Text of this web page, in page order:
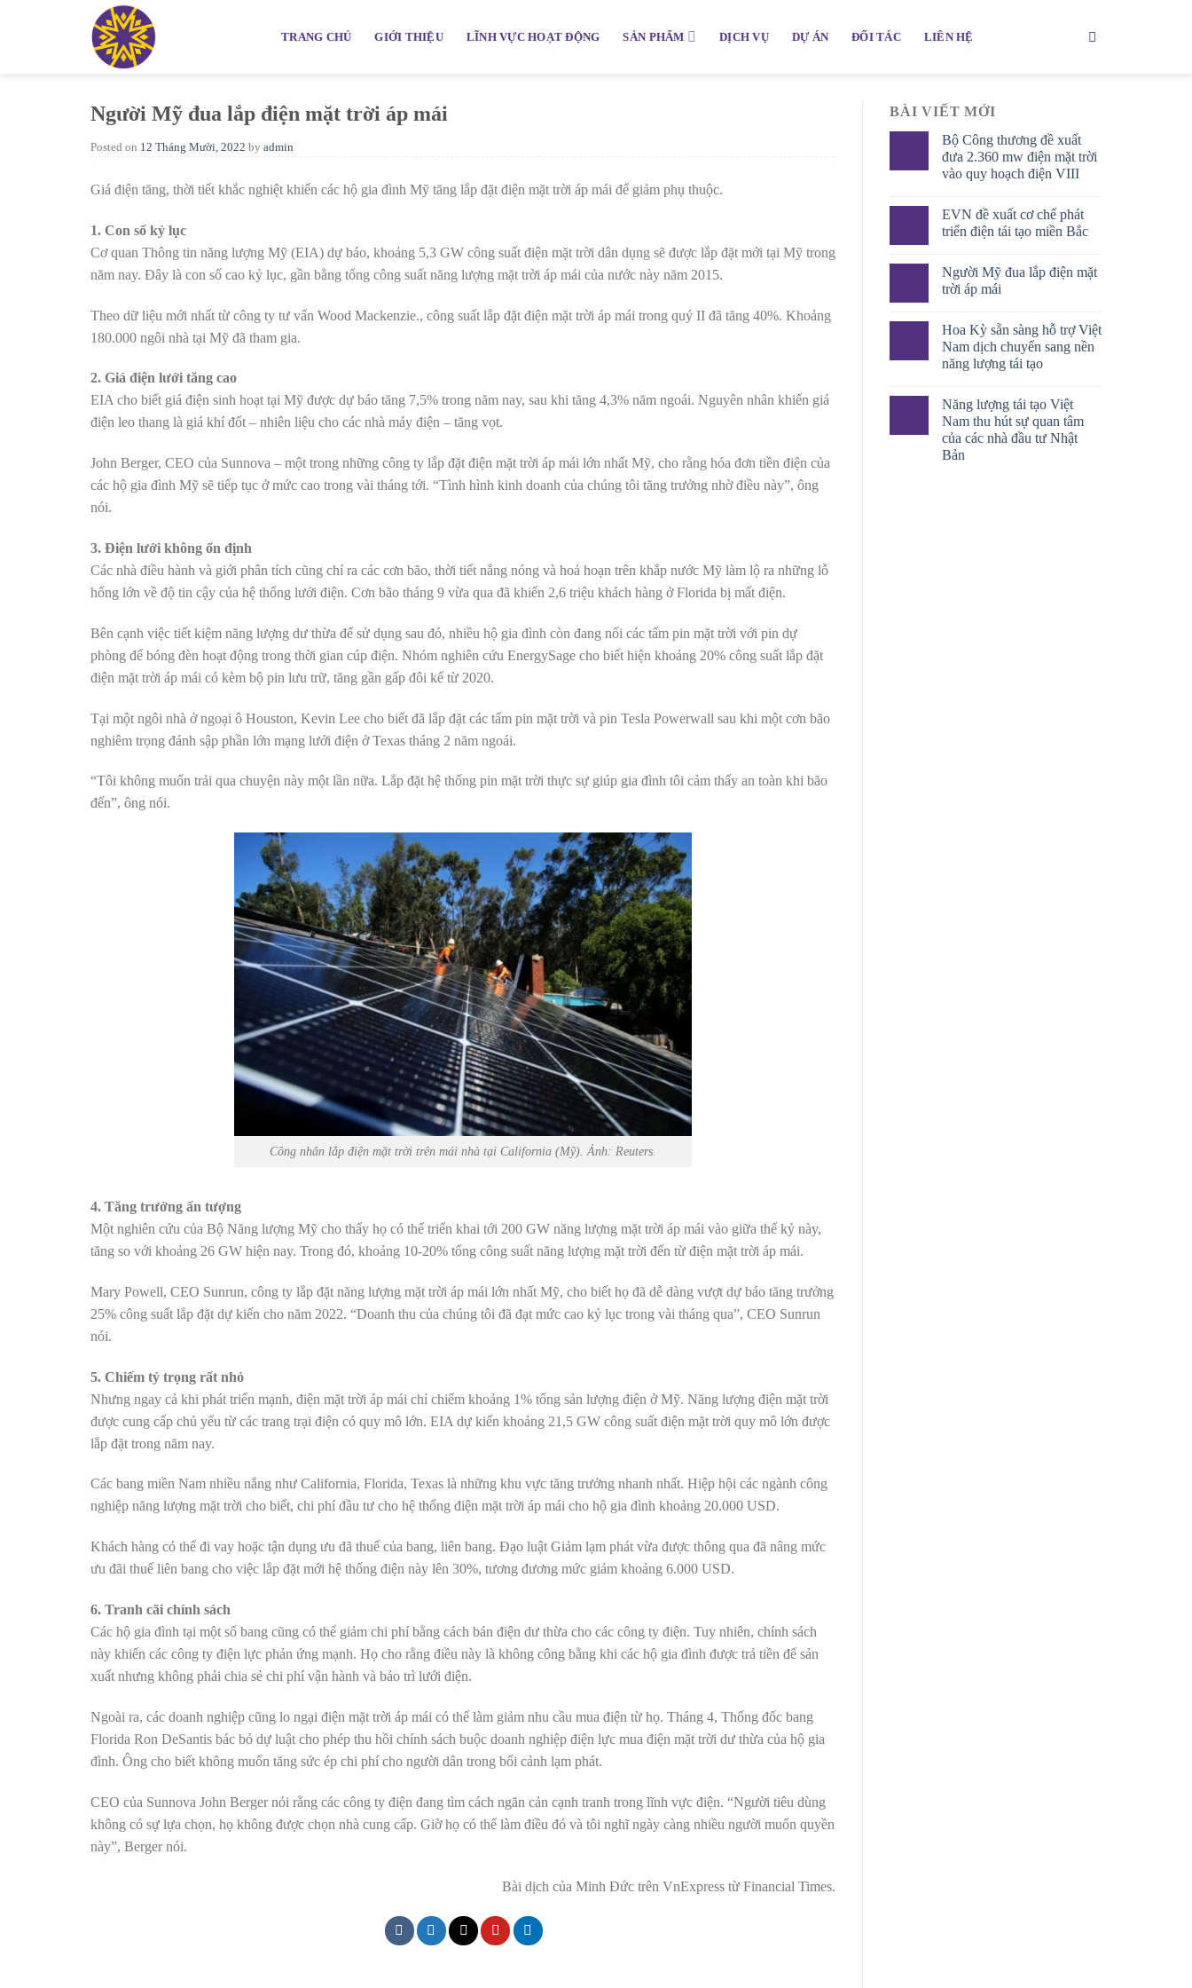
TRANG CHỦ GIỚI THIỆU LĨNH VỰC HOẠT ĐỘNG SẢN PHẨM DỊCH VỤ DỰ ÁN ĐỐI TÁC LIÊN HỆ
Người Mỹ đua lắp điện mặt trời áp mái
Posted on 12 Tháng Mười, 2022 by admin
Giá điện tăng, thời tiết khắc nghiệt khiến các hộ gia đình Mỹ tăng lắp đặt điện mặt trời áp mái để giảm phụ thuộc.
1. Con số kỷ lục
Cơ quan Thông tin năng lượng Mỹ (EIA) dự báo, khoảng 5,3 GW công suất điện mặt trời dân dụng sẽ được lắp đặt mới tại Mỹ trong
năm nay. Đây là con số cao kỷ lục, gần bằng tổng công suất năng lượng mặt trời áp mái của nước này năm 2015.
Theo dữ liệu mới nhất từ công ty tư vấn Wood Mackenzie., công suất lắp đặt điện mặt trời áp mái trong quý II đã tăng 40%. Khoảng
180.000 ngôi nhà tại Mỹ đã tham gia.
2. Giá điện lưới tăng cao
EIA cho biết giá điện sinh hoạt tại Mỹ được dự báo tăng 7,5% trong năm nay, sau khi tăng 4,3% năm ngoái. Nguyên nhân khiến giá
điện leo thang là giá khí đốt – nhiên liệu cho các nhà máy điện – tăng vọt.
John Berger, CEO của Sunnova – một trong những công ty lắp đặt điện mặt trời áp mái lớn nhất Mỹ, cho rằng hóa đơn tiền điện của
các hộ gia đình Mỹ sẽ tiếp tục ở mức cao trong vài tháng tới. “Tình hình kinh doanh của chúng tôi tăng trưởng nhờ điều này”, ông
nói.
3. Điện lưới không ổn định
Các nhà điều hành và giới phân tích cũng chỉ ra các cơn bão, thời tiết nắng nóng và hoả hoạn trên khắp nước Mỹ làm lộ ra những lỗ
hổng lớn về độ tin cậy của hệ thống lưới điện. Cơn bão tháng 9 vừa qua đã khiến 2,6 triệu khách hàng ở Florida bị mất điện.
Bên cạnh việc tiết kiệm năng lượng dư thừa để sử dụng sau đó, nhiều hộ gia đình còn đang nối các tấm pin mặt trời với pin dự
phòng để bóng đèn hoạt động trong thời gian cúp điện. Nhóm nghiên cứu EnergySage cho biết hiện khoảng 20% công suất lắp đặt
điện mặt trời áp mái có kèm bộ pin lưu trữ, tăng gần gấp đôi kể từ 2020.
Tại một ngôi nhà ở ngoại ô Houston, Kevin Lee cho biết đã lắp đặt các tấm pin mặt trời và pin Tesla Powerwall sau khi một cơn bão
nghiêm trọng đánh sập phần lớn mạng lưới điện ở Texas tháng 2 năm ngoái.
“Tôi không muốn trải qua chuyện này một lần nữa. Lắp đặt hệ thống pin mặt trời thực sự giúp gia đình tôi cảm thấy an toàn khi bão
đến”, ông nói.
Công nhân lắp điện mặt trời trên mái nhà tại California (Mỹ). Ảnh: Reuters.
4. Tăng trưởng ấn tượng
Một nghiên cứu của Bộ Năng lượng Mỹ cho thấy họ có thể triển khai tới 200 GW năng lượng mặt trời áp mái vào giữa thế kỷ này,
tăng so với khoảng 26 GW hiện nay. Trong đó, khoảng 10-20% tổng công suất năng lượng mặt trời đến từ điện mặt trời áp mái.
Mary Powell, CEO Sunrun, công ty lắp đặt năng lượng mặt trời áp mái lớn nhất Mỹ, cho biết họ đã dễ dàng vượt dự báo tăng trưởng
25% công suất lắp đặt dự kiến cho năm 2022. “Doanh thu của chúng tôi đã đạt mức cao kỷ lục trong vài tháng qua”, CEO Sunrun
nói.
5. Chiếm tỷ trọng rất nhỏ
Nhưng ngay cả khi phát triển mạnh, điện mặt trời áp mái chỉ chiếm khoảng 1% tổng sản lượng điện ở Mỹ. Năng lượng điện mặt trời
được cung cấp chủ yếu từ các trang trại điện có quy mô lớn. EIA dự kiến khoảng 21,5 GW công suất điện mặt trời quy mô lớn được
lắp đặt trong năm nay.
Các bang miền Nam nhiều nắng như California, Florida, Texas là những khu vực tăng trưởng nhanh nhất. Hiệp hội các ngành công
nghiệp năng lượng mặt trời cho biết, chi phí đầu tư cho hệ thống điện mặt trời áp mái cho hộ gia đình khoảng 20.000 USD.
Khách hàng có thể đi vay hoặc tận dụng ưu đã thuế của bang, liên bang. Đạo luật Giảm lạm phát vừa được thông qua đã nâng mức
ưu đãi thuế liên bang cho việc lắp đặt mới hệ thống điện này lên 30%, tương đương mức giảm khoảng 6.000 USD.
6. Tranh cãi chính sách
Các hộ gia đình tại một số bang cũng có thể giảm chi phí bằng cách bán điện dư thừa cho các công ty điện. Tuy nhiên, chính sách
này khiến các công ty điện lực phản ứng mạnh. Họ cho rằng điều này là không công bằng khi các hộ gia đình được trả tiền để sản
xuất nhưng không phải chia sẻ chi phí vận hành và bảo trì lưới điện.
Ngoài ra, các doanh nghiệp cũng lo ngại điện mặt trời áp mái có thể làm giảm nhu cầu mua điện từ họ. Tháng 4, Thống đốc bang
Florida Ron DeSantis bác bỏ dự luật cho phép thu hồi chính sách buộc doanh nghiệp điện lực mua điện mặt trời dư thừa của hộ gia
đình. Ông cho biết không muốn tăng sức ép chi phí cho người dân trong bối cảnh lạm phát.
CEO của Sunnova John Berger nói rằng các công ty điện đang tìm cách ngăn cản cạnh tranh trong lĩnh vực điện. “Người tiêu dùng
không có sự lựa chọn, họ không được chọn nhà cung cấp. Giờ họ có thể làm điều đó và tôi nghĩ ngày càng nhiều người muốn quyền
này”, Berger nói.
Bài dịch của Minh Đức trên VnExpress từ Financial Times.
BÀI VIẾT MỚI
Bộ Công thương đề xuất
đưa 2.360 mw điện mặt trời
vào quy hoạch điện VIII
EVN đề xuất cơ chế phát
triển điện tái tạo miền Bắc
Người Mỹ đua lắp điện mặt
trời áp mái
Hoa Kỳ sẵn sàng hỗ trợ Việt
Nam dịch chuyển sang nền
năng lượng tái tạo
Năng lượng tái tạo Việt
Nam thu hút sự quan tâm
của các nhà đầu tư Nhật
Bản